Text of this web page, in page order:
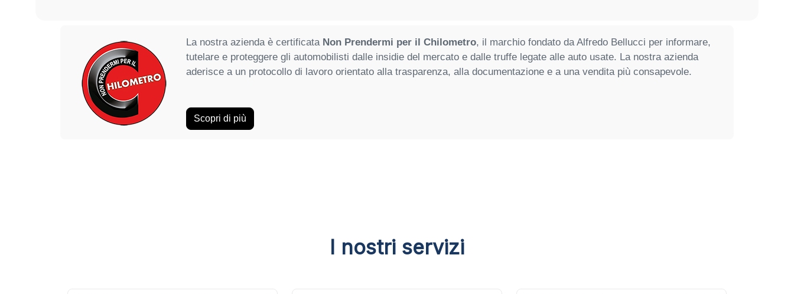
La nostra azienda è certificata Non Prendermi per il Chilometro, il marchio fondato da Alfredo Bellucci per informare,
tutelare e proteggere gli automobilisti dalle insidie del mercato e dalle truffe legate alle auto usate. La nostra azienda
aderisce a un protocollo di lavoro orientato alla trasparenza, alla documentazione e a una vendita più consapevole.
Scopri di più
I nostri servizi